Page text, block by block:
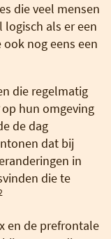
die veel mensen
logisch als er een
nog eens een
die regelmatig
op hun omgeving
de dag
dat bij
in
die te
en de prefrontale